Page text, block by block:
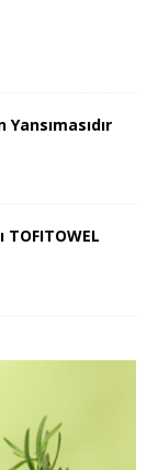
TOFITOWEL